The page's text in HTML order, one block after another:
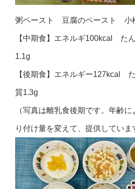
粥ペースト 豆腐のペースト 小
【中期食】エネルギ100kcal た
1.1g
【後期食】エネルギー127kcal
質1.3g
（写真は離乳食後期です。年齢
り付け量を変えて、提供していま